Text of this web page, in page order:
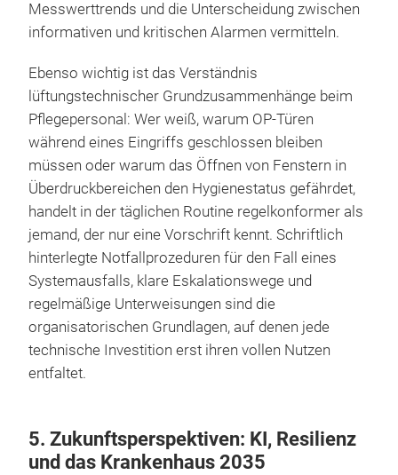
Messwerttrends und die Unterscheidung zwischen
informativen und kritischen Alarmen vermitteln.
Ebenso wichtig ist das Verständnis
lüftungstechnischer Grundzusammenhänge beim
Pflegepersonal: Wer weiß, warum OP-Türen
während eines Eingriffs geschlossen bleiben
müssen oder warum das Öffnen von Fenstern in
Überdruckbereichen den Hygienestatus gefährdet,
handelt in der täglichen Routine regelkonformer als
jemand, der nur eine Vorschrift kennt. Schriftlich
hinterlegte Notfallprozeduren für den Fall eines
Systemausfalls, klare Eskalationswege und
regelmäßige Unterweisungen sind die
organisatorischen Grundlagen, auf denen jede
technische Investition erst ihren vollen Nutzen
entfaltet.
5. Zukunftsperspektiven: KI, Resilienz
und das Krankenhaus 2035